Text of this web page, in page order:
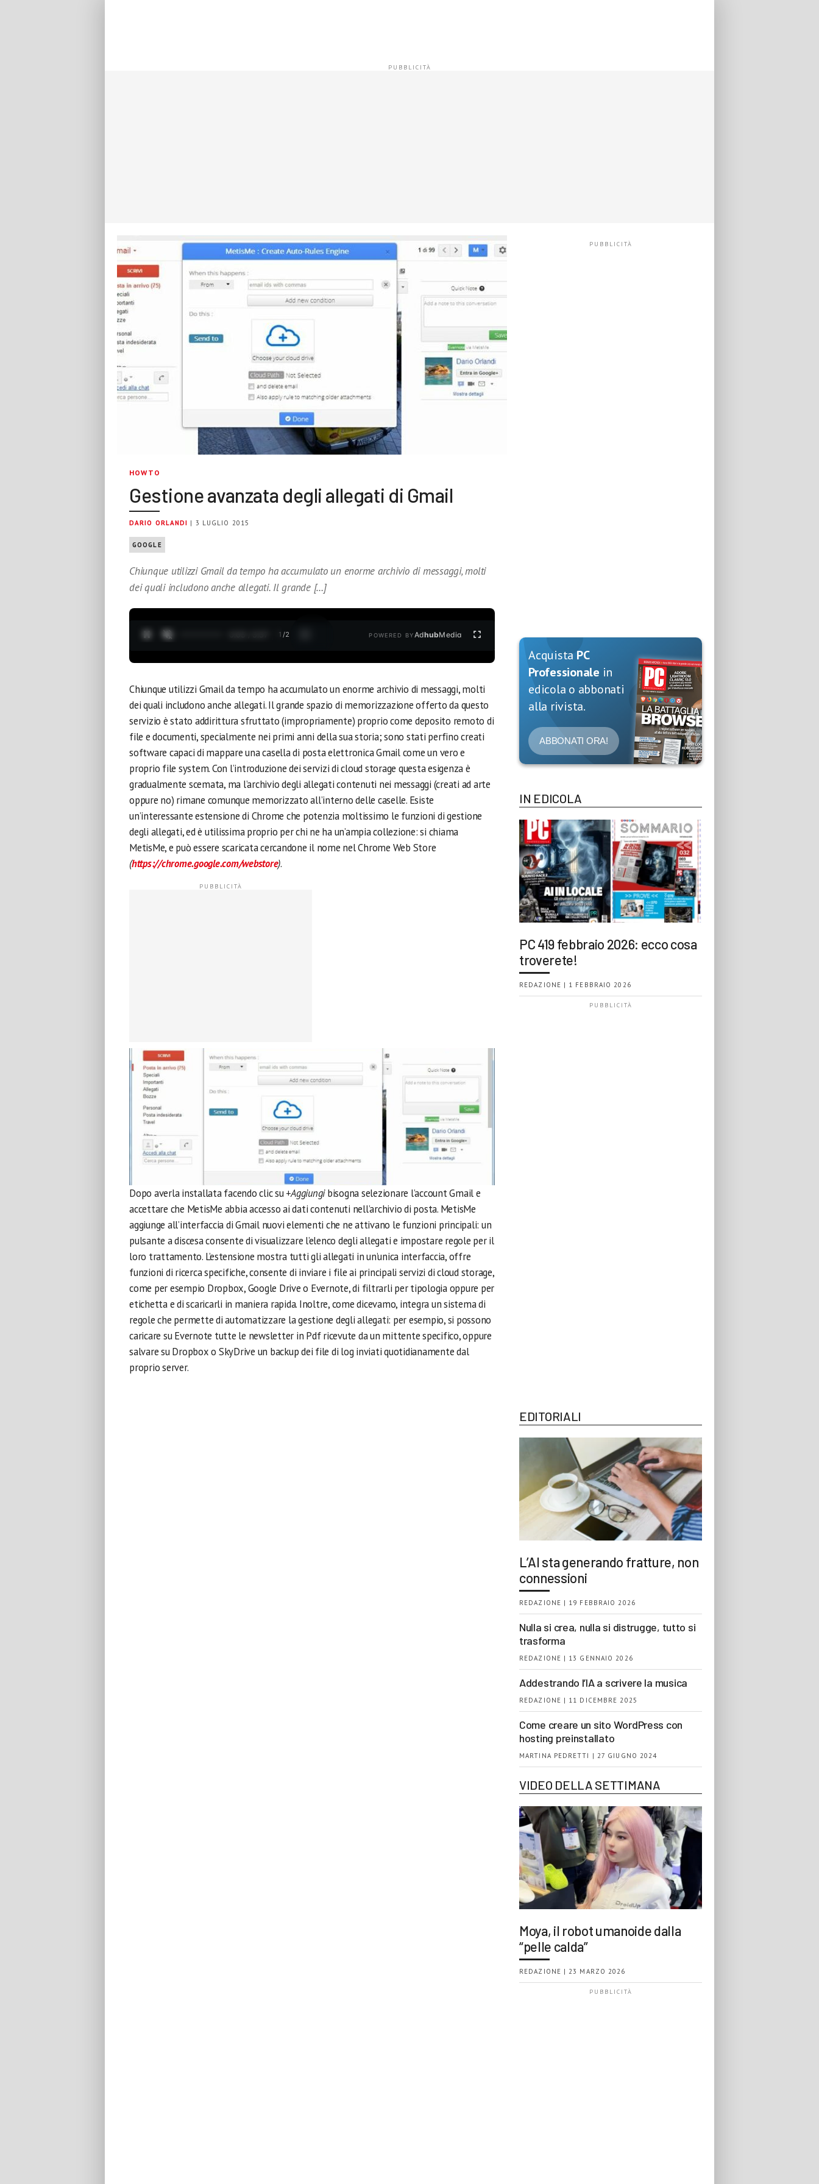
HOWTO
Gestione avanzata degli allegati di Gmail
DARIO ORLANDI | 3 LUGLIO 2015
GOOGLE
Chiunque utilizzi Gmail da tempo ha accumulato un enorme archivio di messaggi, molti
dei quali includono anche allegati. Il grande […]
1 /2 POWERED BYAdhubMedia
Chiunque utilizzi Gmail da tempo ha accumulato un enorme archivio di messaggi, molti
dei quali includono anche allegati. Il grande spazio di memorizzazione offerto da questo
servizio è stato addirittura sfruttato (impropriamente) proprio come deposito remoto di
file e documenti, specialmente nei primi anni della sua storia; sono stati perfino creati
software capaci di mappare una casella di posta elettronica Gmail come un vero e
proprio file system. Con l’introduzione dei servizi di cloud storage questa esigenza è
gradualmente scemata, ma l’archivio degli allegati contenuti nei messaggi (creati ad arte
oppure no) rimane comunque memorizzato all’interno delle caselle. Esiste
un’interessante estensione di Chrome che potenzia moltissimo le funzioni di gestione
degli allegati, ed è utilissima proprio per chi ne ha un’ampia collezione: si chiama
MetisMe, e può essere scaricata cercandone il nome nel Chrome Web Store
(https://chrome.google.com/webstore).
Dopo averla installata facendo clic su+Aggiungibisogna selezionare l’account Gmail e
accettare che MetisMe abbia accesso ai dati contenuti nell’archivio di posta. MetisMe
aggiunge all’interfaccia di Gmail nuovi elementi che ne attivano le funzioni principali: un
pulsante a discesa consente di visualizzare l’elenco degli allegati e impostare regole per il
loro trattamento. L’estensione mostra tutti gli allegati in un’unica interfaccia, offre
funzioni di ricerca specifiche, consente di inviare i file ai principali servizi di cloud storage,
come per esempio Dropbox, Google Drive o Evernote, di filtrarli per tipologia oppure per
etichetta e di scaricarli in maniera rapida. Inoltre, come dicevamo, integra un sistema di
regole che permette di automatizzare la gestione degli allegati: per esempio, si possono
caricare su Evernote tutte le newsletter in Pdf ricevute da un mittente specifico, oppure
salvare su Dropbox o SkyDrive un backup dei file di log inviati quotidianamente dal
proprio server.
Acquista PC
Professionale in
edicola o abbonati
alla rivista.
ABBONATI ORA!
IN EDICOLA
PC 419 febbraio 2026: ecco cosa
troverete!
REDAZIONE | 1 FEBBRAIO 2026
EDITORIALI
L’AI sta generando fratture, non
connessioni
REDAZIONE | 19 FEBBRAIO 2026
Nulla si crea, nulla si distrugge, tutto si
trasforma
REDAZIONE | 13 GENNAIO 2026
Addestrando l’IA a scrivere la musica
REDAZIONE | 11 DICEMBRE 2025
Come creare un sito WordPress con
hosting preinstallato
MARTINA PEDRETTI | 27 GIUGNO 2024
VIDEO DELLA SETTIMANA
Moya, il robot umanoide dalla
“pelle calda”
REDAZIONE | 23 MARZO 2026